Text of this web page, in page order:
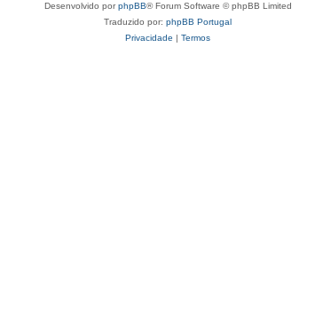
Desenvolvido porphpBB® Forum Software © phpBB Limited
Traduzido por: phpBB Portugal
Privacidade | Termos